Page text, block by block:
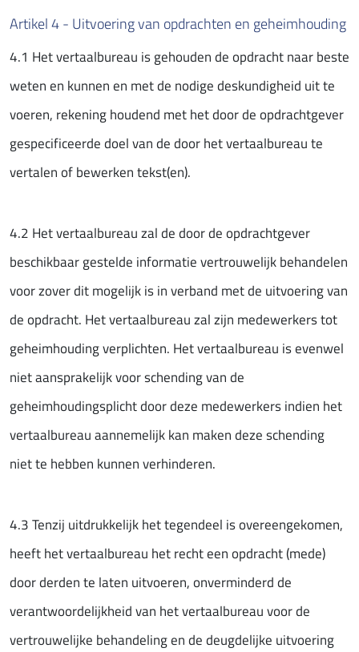
Artikel 4 - Uitvoering van opdrachten en geheimhouding
4.1 Het vertaalbureau is gehouden de opdracht naar beste
weten en kunnen en met de nodige deskundigheid uit te
voeren, rekening houdend met het door de opdrachtgever
gespecificeerde doel van de door het vertaalbureau te
vertalen of bewerken tekst(en).
4.2 Het vertaalbureau zal de door de opdrachtgever
beschikbaar gestelde informatie vertrouwelijk behandelen
voor zover dit mogelijk is in verband met de uitvoering van
de opdracht. Het vertaalbureau zal zijn medewerkers tot
geheimhouding verplichten. Het vertaalbureau is evenwel
niet aansprakelijk voor schending van de
geheimhoudingsplicht door deze medewerkers indien het
vertaalbureau aannemelijk kan maken deze schending
niet te hebben kunnen verhinderen.
4.3 Tenzij uitdrukkelijk het tegendeel is overeengekomen,
heeft het vertaalbureau het recht een opdracht (mede)
door derden te laten uitvoeren, onverminderd de
verantwoordelijkheid van het vertaalbureau voor de
vertrouwelijke behandeling en de deugdelijke uitvoering